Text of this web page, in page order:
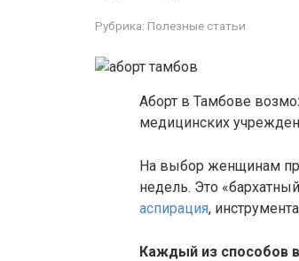
Рубрика: Полезные статьи
Аборт в Тамбове
медицинских
На выбор женщинам
недель. Это
аспирация,
Каждый из способов